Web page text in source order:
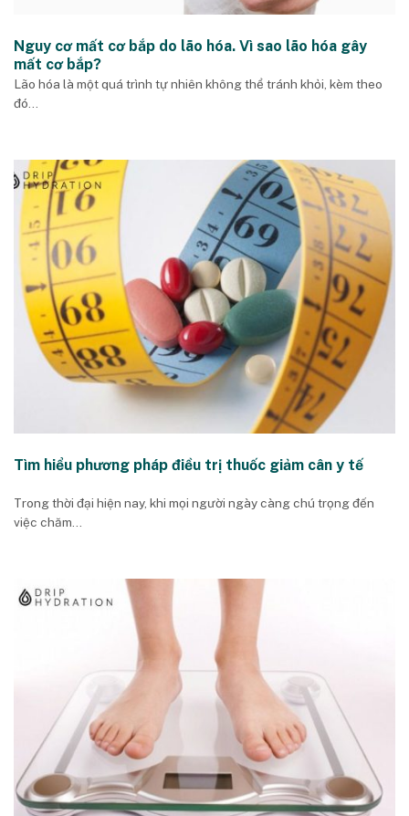
Nguy cơ mất cơ bắp do lão hóa. Vì sao lão hóa gây
mất cơ bắp?
Lão hóa là một quá trình tự nhiên không thể tránh khỏi, kèm theo
đó...
Tìm hiểu phương pháp điều trị thuốc giảm cân y tế
Trong thời đại hiện nay, khi mọi người ngày càng chú trọng đến
việc chăm...